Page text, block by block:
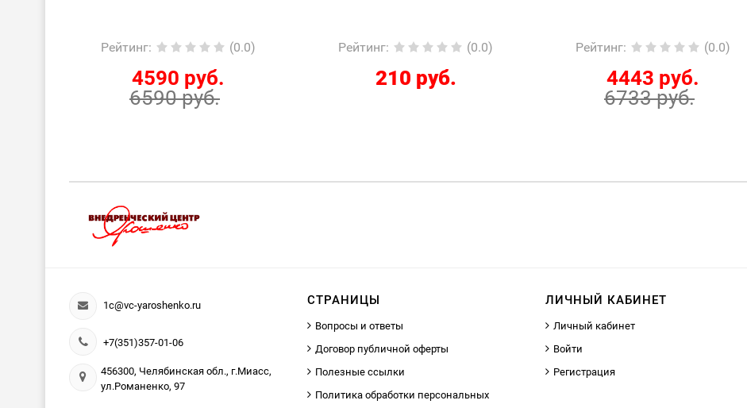
Рейтинг: (0.0)
4590 руб.
6590 руб.
Рейтинг: (0.0)
210 руб.
Рейтинг: (0.0)
4443 руб.
6733 руб.
1c@vc-yaroshenko.ru
+7(351)357-01-06
456300, Челябинская обл., г.Миасс,
ул.Романенко, 97
СТРАНИЦЫ
Вопросы и ответы
Договор публичной оферты
Полезные ссылки
Политика обработки персональных
ЛИЧНЫЙ КАБИНЕТ
Личный кабинет
Войти
Регистрация